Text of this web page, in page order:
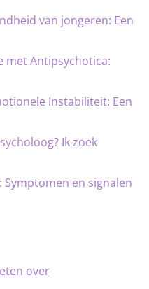
van jongeren: Een
met Antipsychotica:
Instabiliteit: Een
Ik zoek
en signalen
over